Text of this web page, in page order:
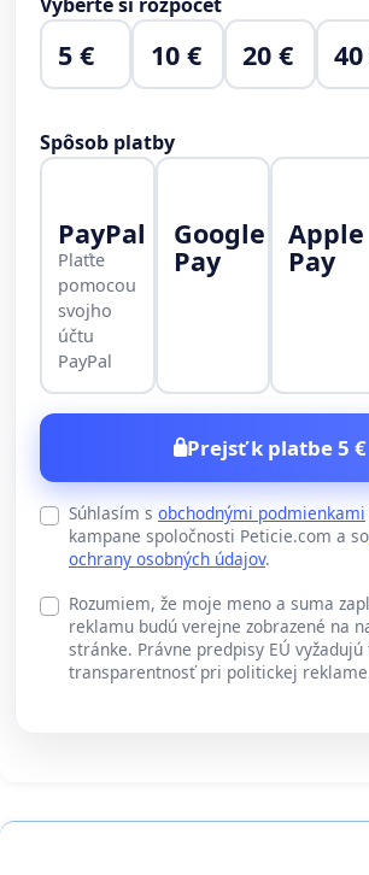
5 € 10 € 20 €
Spôsob platby
PayPal
Plaťte
pomocou
svojho
účtu
PayPal
Google
Pay
Apple
Pay
Prejsť k platbe 5 €
Súhlasím s obchodnými podmienkami
kampane spoločnosti Peticie.com a so
ochrany osobných údajov.
Rozumiem, že moje meno a suma
reklamu budú verejne zobrazené na
stránke. Právne predpisy EÚ
transparentnosť pri politickej